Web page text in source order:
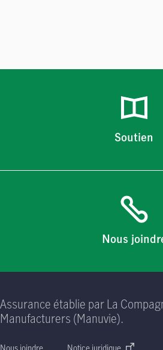
Soutien
Nous
Assurance établie par La
Manufacturers (Manuvie).